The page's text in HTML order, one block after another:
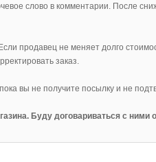
слово в комментарии. После
продавец не меняет долго
заказ.
вы не получите посылку и не
Буду договариваться с ними